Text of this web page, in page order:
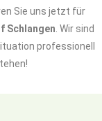
Sie uns jetzt für
Schlangen . Wir sind
professionell